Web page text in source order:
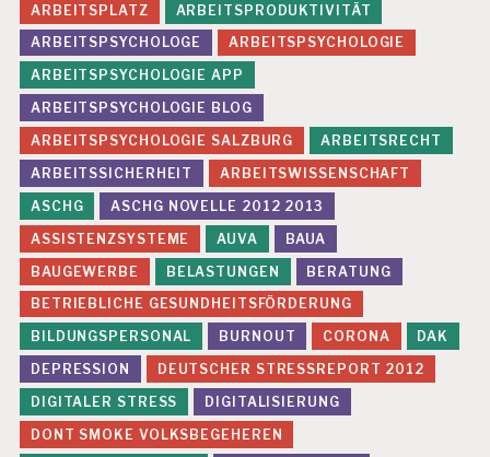
ARBEITSPLATZ
ARBEITSPRODUKTIVITÄT
ARBEITSPSYCHOLOGE
ARBEITSPSYCHOLOGIE
ARBEITSPSYCHOLOGIE APP
ARBEITSPSYCHOLOGIE BLOG
ARBEITSPSYCHOLOGIE SALZBURG
ARBEITSRECHT
ARBEITSSICHERHEIT
ARBEITSWISSENSCHAFT
ASCHG
ASCHG NOVELLE 2012 2013
ASSISTENZSYSTEME
AUVA
BAUA
BAUGEWERBE
BELASTUNGEN
BERATUNG
BETRIEBLICHE GESUNDHEITSFÖRDERUNG
BILDUNGSPERSONAL
BURNOUT CORONA
DAK
DEPRESSION
DEUTSCHER STRESSREPORT 2012
DIGITALER STRESS
DIGITALISIERUNG
DONT SMOKE VOLKSBEGEHEREN